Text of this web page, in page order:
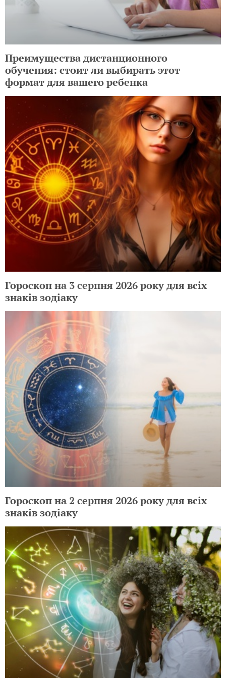
Преимущества дистанционного
обучения: стоит ли выбирать этот
формат для вашего ребенка
Гороскоп на 3 серпня 2026 року для всіх
знаків зодіаку
Гороскоп на 2 серпня 2026 року для всіх
знаків зодіаку